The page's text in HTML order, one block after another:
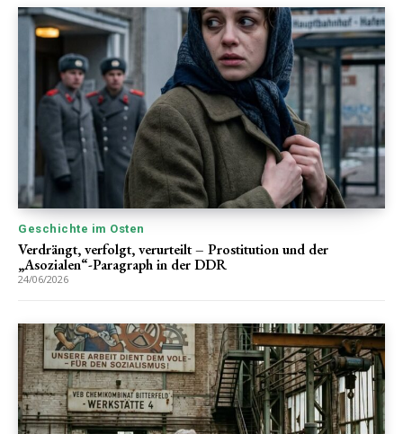
Geschichte im Osten
Verdrängt, verfolgt, verurteilt – Prostitution und der
„Asozialen“-Paragraph in der DDR
24/06/2026